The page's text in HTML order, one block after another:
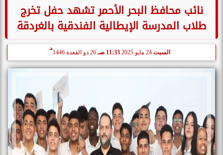
نائب محافظ البحر الأحمر تشهد حفل تخرج
طلاب المدرسة الإيطالية الفندقية بالغردقة
السبت 11:33 صـ 26 ذو القعدة 1446
هـ